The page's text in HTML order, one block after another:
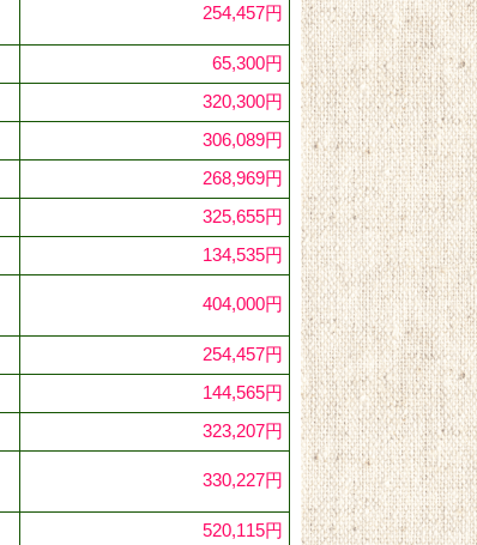
254,457円
65,300円
320,300円
306,089円
268,969円
325,655円
134,535円
404,000円
254,457円
144,565円
323,207円
330,227円
520,115円